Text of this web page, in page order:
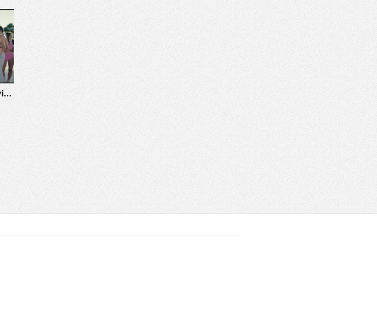
Dimitri Vegas & Like Mike, David Guetta, Daddy Yankee, Afro Bros, Natti Natasha — Instagram